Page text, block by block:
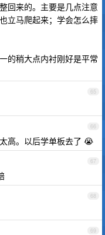
回来的。主要是几点注意
立马爬起来；学会怎么摔
的稍大点内衬刚好是平常
65
66
高。以后学单板去了 😭
67
68
69